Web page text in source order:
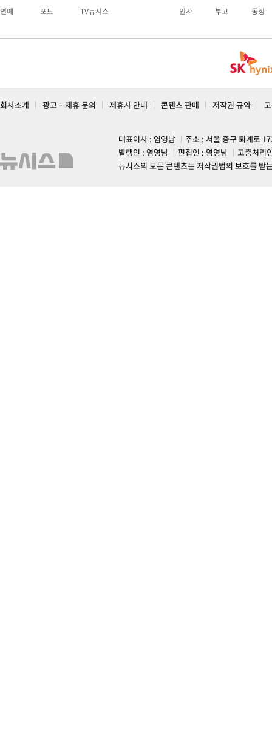
연예 포토 TV뉴시스 인사 부고 동정
회사소개 광고 · 제휴 문의 제휴사 안내 콘텐츠 판매 저작권 규약
대표이사 : 염영남
주소 : 서울 중구 퇴계로
발행인 : 염영남
편집인 : 염영남
고충처리
뉴시스의 모든 콘텐츠는 저작권법의 보호를